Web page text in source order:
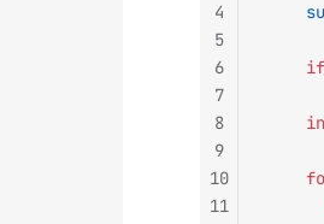
		if
4
5
6
7
8
9
10
11